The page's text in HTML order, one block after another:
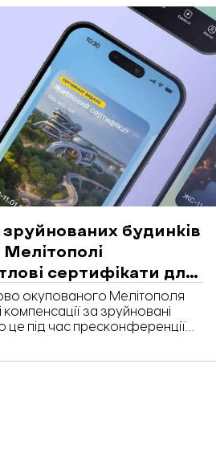
будинків
сертифікати для
оселі
окупованого Мелітополя
за зруйновані
це під час пресконференції
Іван Федоров, повідомляє
громад, які належать до
дій. На сьогодні це весь